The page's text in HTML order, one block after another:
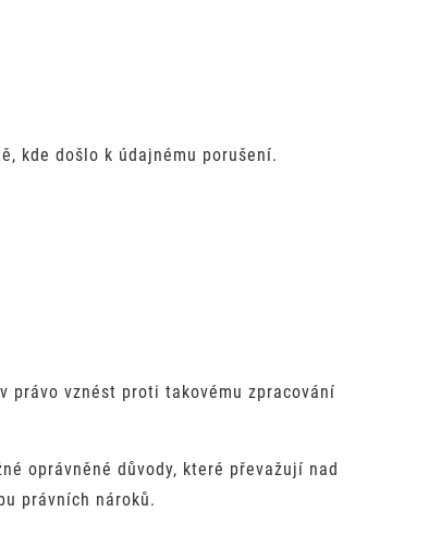
kde došlo k údajnému porušení.
právo vznést proti takovému zpracování
oprávněné důvody, které převažují nad
právních nároků.